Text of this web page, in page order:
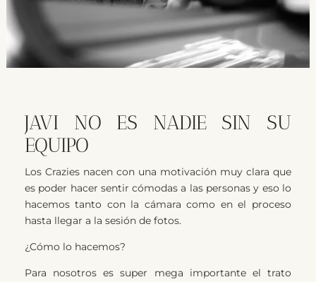
JAVI NO ES NADIE SIN SU
EQUIPO
Los Crazies nacen con una motivación muy clara que
es poder hacer sentir cómodas a las personas y eso lo
hacemos tanto con la cámara como en el proceso
hasta llegar a la sesión de fotos.
¿Cómo lo hacemos?
Para nosotros es super mega importante el trato